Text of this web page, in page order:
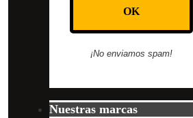
¡No enviamos spam!
Nuestras marcas